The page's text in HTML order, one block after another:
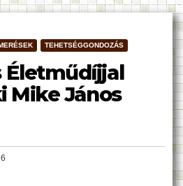
TEHETSÉGGONDOZÁS
Életműdíjjal
János